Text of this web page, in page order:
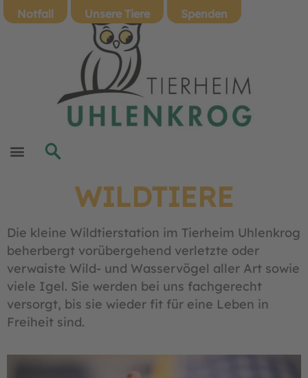
Notfall Unsere Tiere Spenden
WILDTIERE
Die kleine Wildtierstation im Tierheim Uhlenkrog
beherbergt vorübergehend verletzte oder
verwaiste Wild- und Wasservögel aller Art sowie
viele Igel. Sie werden bei uns fachgerecht
versorgt, bis sie wieder fit für eine Leben in
Freiheit sind.